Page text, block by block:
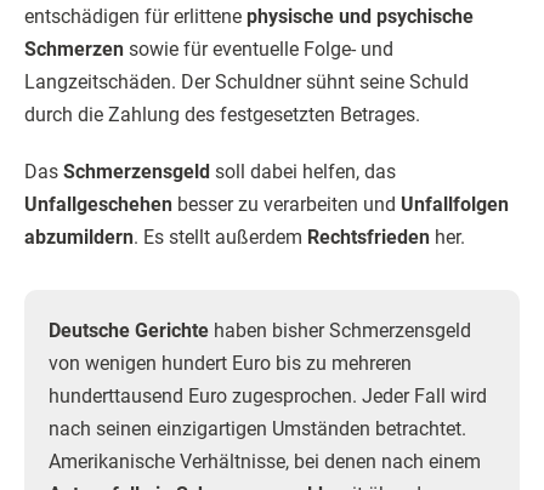
entschädigen für erlittene physische und psychische
Schmerzen sowie für eventuelle Folge- und
Langzeitschäden. Der Schuldner sühnt seine Schuld
durch die Zahlung des festgesetzten Betrages.
Das Schmerzensgeld soll dabei helfen, das
Unfallgeschehen besser zu verarbeiten und Unfallfolgen
abzumildern. Es stellt außerdem Rechtsfrieden her.
Deutsche Gerichte haben bisher Schmerzensgeld
von wenigen hundert Euro bis zu mehreren
hunderttausend Euro zugesprochen. Jeder Fall wird
nach seinen einzigartigen Umständen betrachtet.
Amerikanische Verhältnisse, bei denen nach einem